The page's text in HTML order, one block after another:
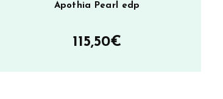
Apothia Pearl edp
115,50€